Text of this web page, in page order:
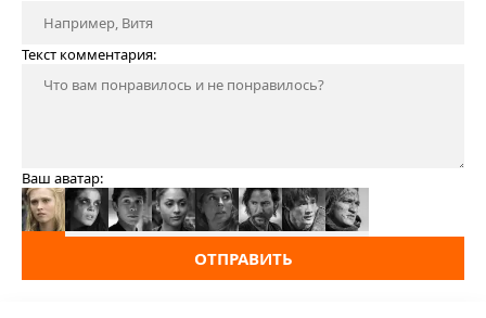
Текст комментария:
Ваш аватар:
ОТПРАВИТЬ